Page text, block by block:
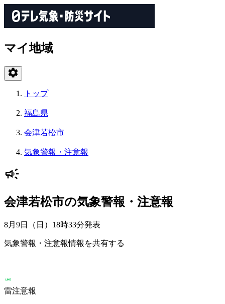
マイ地域
トップ
福島県
会津若松市
気象警報・注意報
会津若松市の気象警報・注意報
8月9日（日）18時33分発表
気象警報・注意報情報を共有する
雷注意報